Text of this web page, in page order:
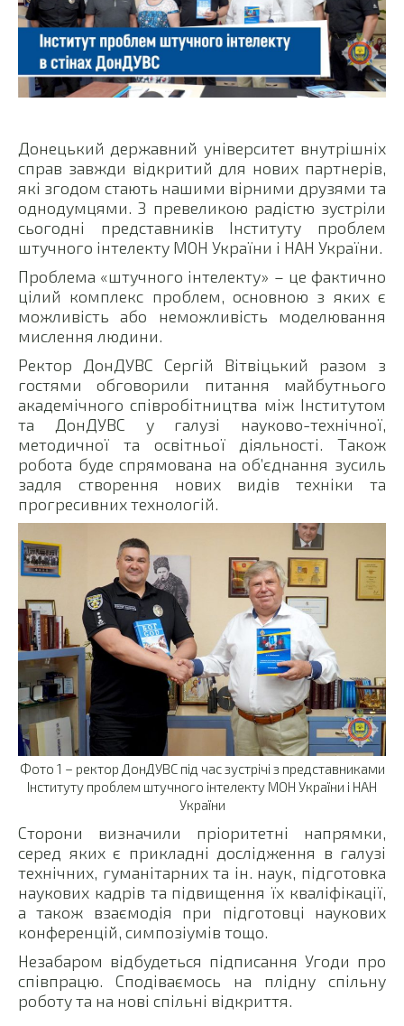
Донецький державний університет внутрішніх
справ завжди відкритий для нових партнерів,
які згодом стають нашими вірними друзями та
однодумцями. З превеликою радістю зустріли
сьогодні представників Інституту проблем
штучного інтелекту МОН України і НАН України.
Проблема «штучного інтелекту» – це фактично
цілий комплекс проблем, основною з яких є
можливість або неможливість моделювання
мислення людини.
Ректор ДонДУВС Сергій Вітвіцький разом з
гостями обговорили питання майбутнього
академічного співробітництва між Інститутом
та ДонДУВС у галузі науково-технічної,
методичної та освітньої діяльності. Також
робота буде спрямована на об’єднання зусиль
задля створення нових видів техніки та
прогресивних технологій.
Фото 1 – ректор ДонДУВС під час зустрічі з представниками
Інституту проблем штучного інтелекту МОН України і НАН
України
Сторони визначили пріоритетні напрямки,
серед яких є прикладні дослідження в галузі
технічних, гуманітарних та ін. наук, підготовка
наукових кадрів та підвищення їх кваліфікації,
а також взаємодія при підготовці наукових
конференцій, симпозіумів тощо.
Незабаром відбудеться підписання Угоди про
співпрацю. Сподіваємось на плідну спільну
роботу та на нові спільні відкриття.